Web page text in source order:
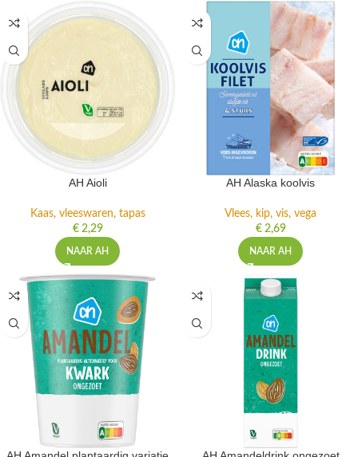
Kaas, vleeswaren, tapas
€ 2,29
NAAR AH
Vlees, kip, vis, vega
€ 2,69
NAAR AH